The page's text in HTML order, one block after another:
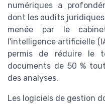
numériques a
dont les audits
menée par le
l'intelligence artificielle
permis de réduire le
documents de 50 %
des analyses.
Les logiciels de gestion